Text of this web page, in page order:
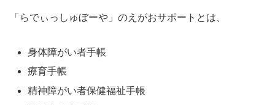
「らでぃっしゅぼーや」のえがおサポートとは、
身体障がい者手帳
療育手帳
精神障がい者保健福祉手帳